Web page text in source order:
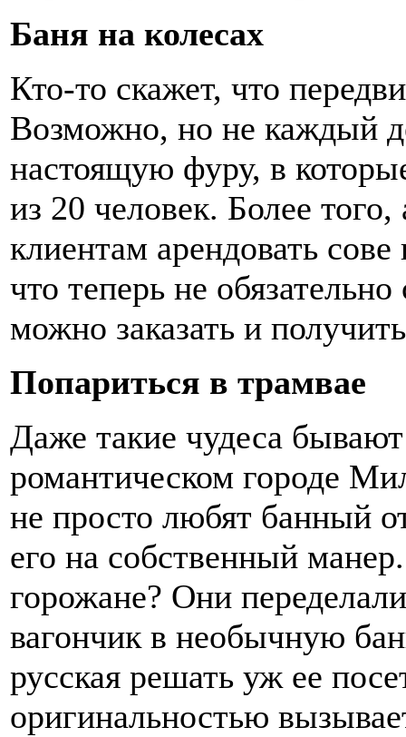
Баня на колесах
Кто-то скажет, что
Возможно, но не каждый
настоящую фуру, в
из 20 человек. Более
клиентам арендовать
что теперь не
можно заказать и
Попариться в трамвае
Даже такие чудеса
романтическом городе
не просто любят банный
его на собственный
горожане? Они
вагончик в необычную
русская решать уж ее
оригинальностью